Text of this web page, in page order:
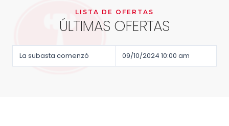
LISTA DE OFERTAS
ÚLTIMAS OFERTAS
La subasta comenzó 09/10/2024 10:00 am